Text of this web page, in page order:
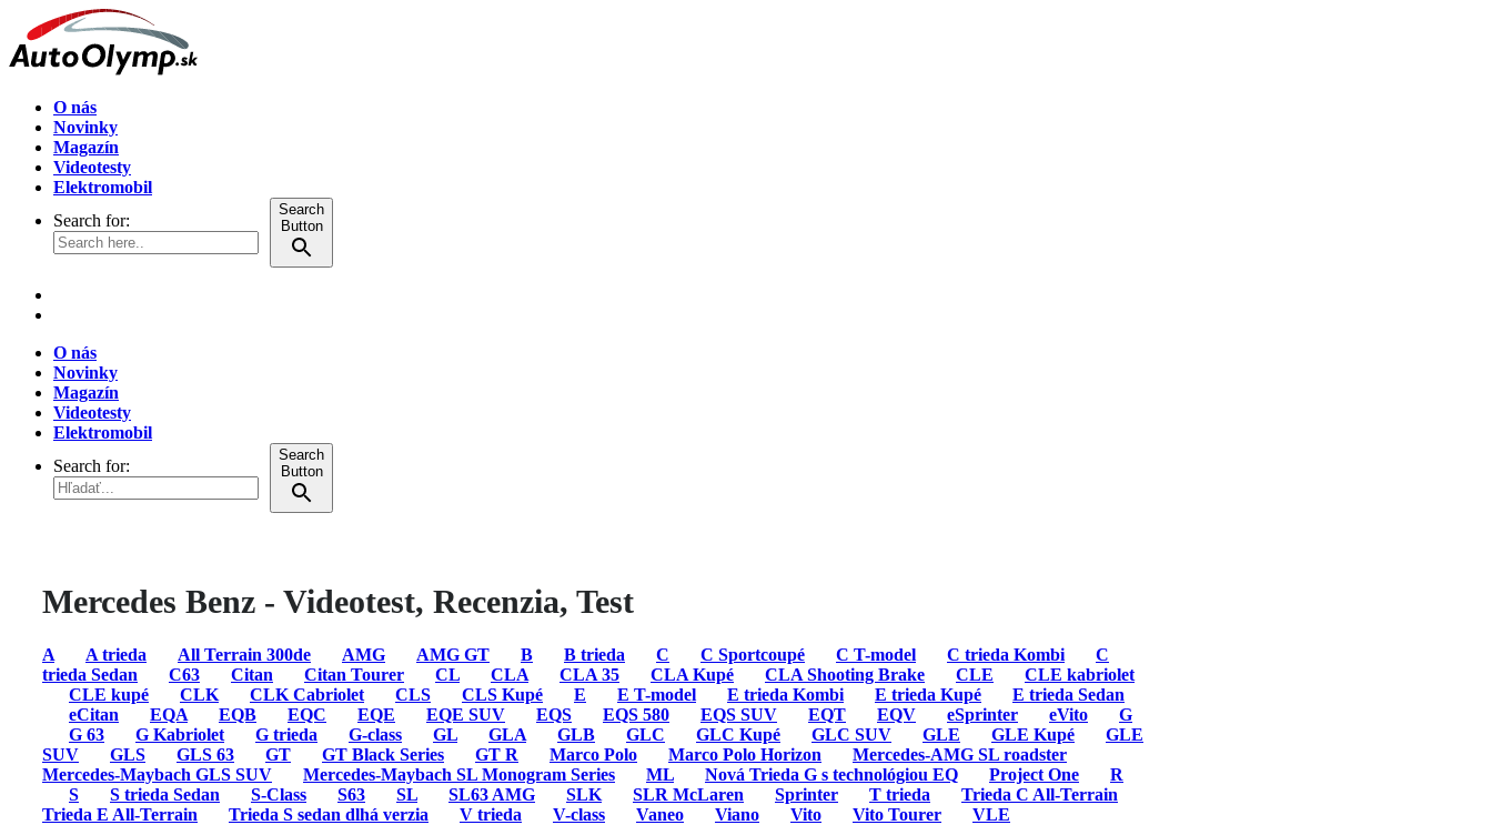
O nás
Novinky
Magazín
Videotesty
Elektromobil
Search for:
Search
Button
O nás
Novinky
Magazín
Videotesty
Elektromobil
Search for:
Search
Button
Mercedes Benz - Videotest, Recenzia, Test
A A trieda All Terrain 300de AMG AMG GT B B trieda C C Sportcoupé C T-model C trieda Kombi
C
trieda Sedan
C63 Citan Citan Tourer CL CLA CLA 35 CLA Kupé CLA Shooting Brake CLE
CLE kabriolet
CLE kupé
CLK CLK Cabriolet CLS CLS Kupé E E T-model E trieda Kombi E trieda Kupé
E trieda Sedan
eCitan
EQA EQB EQC EQE EQE SUV EQS EQS 580 EQS SUV EQT EQV eSprinter eVito
G
G 63
G Kabriolet G trieda G-class GL GLA GLB GLC GLC Kupé GLC SUV GLE GLE Kupé
GLE
SUV
GLS GLS 63 GT GT Black Series GT R Marco Polo Marco Polo Horizon
Mercedes-AMG SL roadster
Mercedes-Maybach GLS SUV
Mercedes-Maybach SL Monogram Series ML Nová Trieda G s technológiou EQ Project One
R
S
S trieda Sedan S-Class S63 SL SL63 AMG SLK SLR McLaren Sprinter T trieda
Trieda C All-Terrain
Trieda E All-Terrain
Trieda S sedan dlhá verzia V trieda V-class Vaneo Viano Vito Vito Tourer VLE